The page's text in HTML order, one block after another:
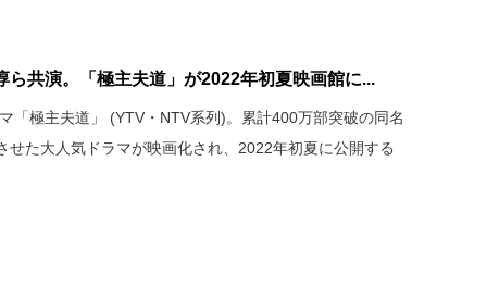
ら共演。「極主夫道」が2022年初夏映画館に...
「極主夫道」 (YTV・NTV系列)。累計400万部突破の同名
せた大人気ドラマが映画化され、2022年初夏に公開する